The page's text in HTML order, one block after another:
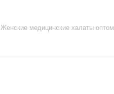
Женские медицинские халаты оптом